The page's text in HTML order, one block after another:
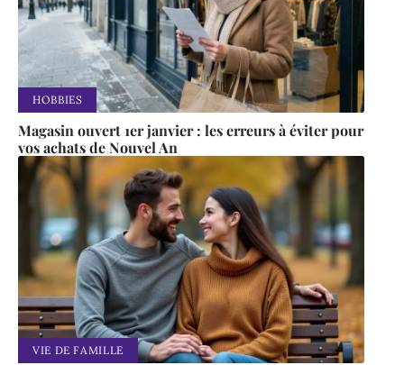
HOBBIES
Magasin ouvert 1er janvier : les erreurs à éviter pour
vos achats de Nouvel An
VIE DE FAMILLE